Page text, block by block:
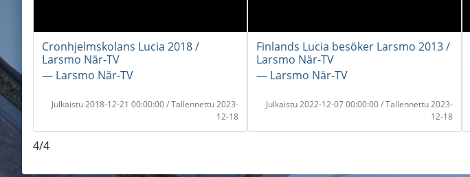
Cronhjelmskolans Lucia 2018 /
Larsmo När-TV
― Larsmo När-TV
Julkaistu 2018-12-21 00:00:00 / Tallennettu 2023-
12-18
Finlands Lucia besöker Larsmo 2013 /
Larsmo När-TV
― Larsmo När-TV
Julkaistu 2022-12-07 00:00:00 / Tallennettu 2023-
12-18
4/4